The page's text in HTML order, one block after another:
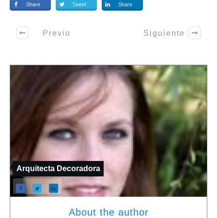
Share Tweet Share
Previo Siguiente
Arquitecta Decoradora
About the author